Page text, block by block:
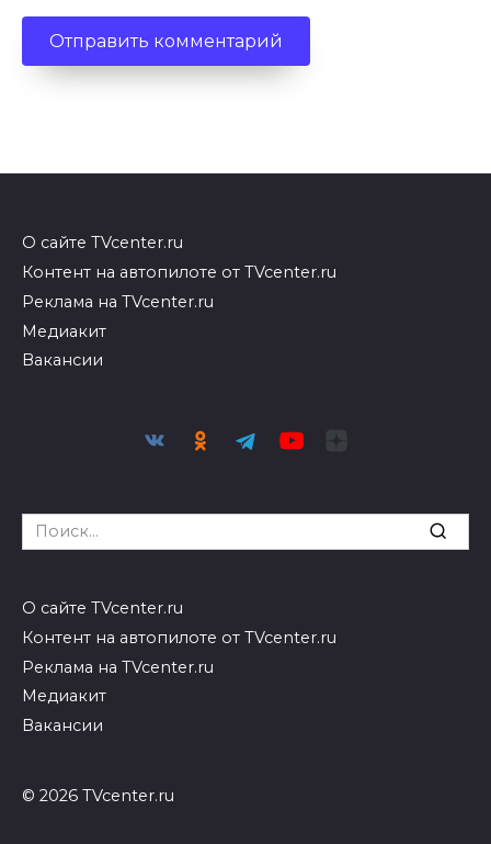
О сайте TVcenter.ru
Контент на автопилоте от TVcenter.ru
Реклама на TVcenter.ru
Медиакит
Вакансии
Search
for:
О сайте TVcenter.ru
Контент на автопилоте от TVcenter.ru
Реклама на TVcenter.ru
Медиакит
Вакансии
© 2026 TVcenter.ru